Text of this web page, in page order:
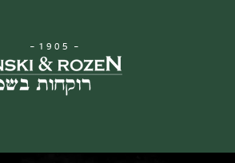
- 1905 -